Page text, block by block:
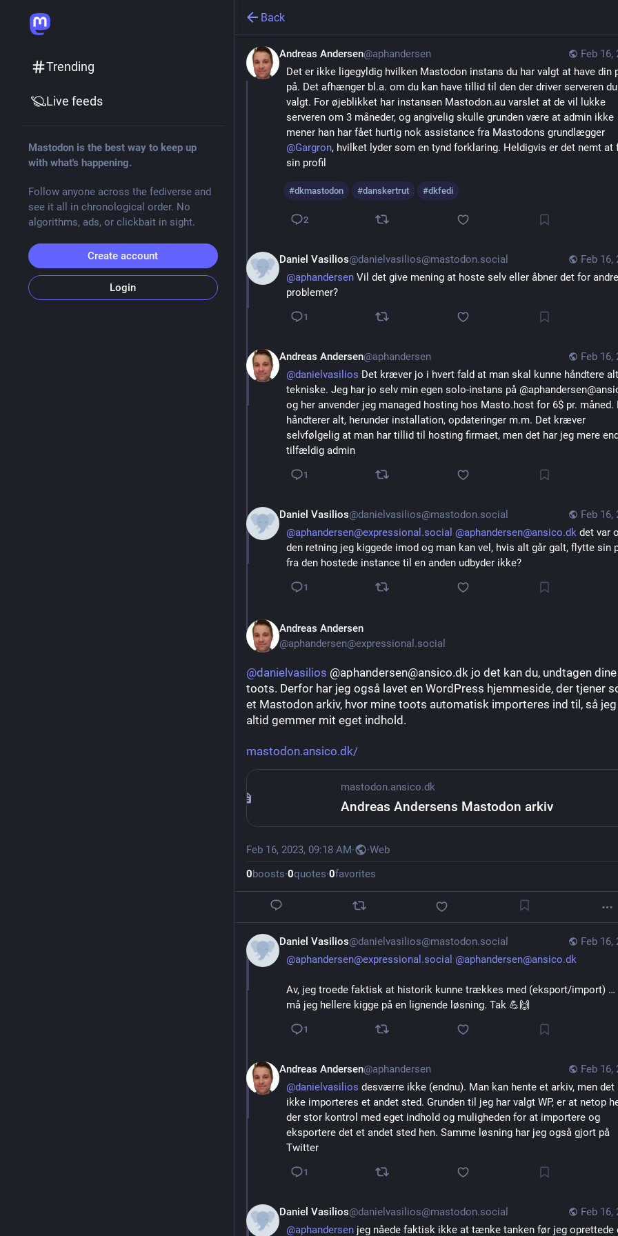
Back
Feb 16,
Andreas Andersen@aphandersen
Det er ikke ligegyldig hvilken Mastodon instans du har valgt at have din
på. Det afhænger bl.a. om du kan have tillid til den der driver serveren
valgt. For øjeblikket har instansen Mastodon.au varslet at de vil lukke
serveren om 3 måneder, og angivelig skulle grunden være at admin ikke
mener han har fået hurtig nok assistance fra Mastodons grundlægger
@Gargron, hvilket lyder som en tynd forklaring. Heldigvis er det nemt at
sin profil
#dkmastodon #danskertrut #dkfedi
2
Feb 16,
Daniel Vasilios@danielvasilios@mastodon.social
@aphandersen Vil det give mening at hoste selv eller åbner det for andre
problemer?
1
Feb 16,
Andreas Andersen@aphandersen
@danielvasilios Det kræver jo i hvert fald at man skal kunne håndtere
tekniske. Jeg har jo selv min egen solo-instans på
og her anvender jeg managed hosting hos Masto.host for 6$ pr. måned.
håndterer alt, herunder installation, opdateringer m.m. Det kræver
selvfølgelig at man har tillid til hosting firmaet, men det har jeg mere
tilfældig admin
1
Feb 16,
Daniel Vasilios@danielvasilios@mastodon.social
@aphandersen@expressional.social @aphandersen@ansico.dk det var
den retning jeg kiggede imod og man kan vel, hvis alt går galt, flytte sin
fra den hostede instance til en anden udbyder ikke?
1
Andreas Andersen
@aphandersen@expressional.social
@danielvasilios @aphandersen@ansico.dk jo det kan du, undtagen dine
toots. Derfor har jeg også lavet en WordPress hjemmeside, der tjener
et Mastodon arkiv, hvor mine toots automatisk importeres ind til, så jeg
altid gemmer mit eget indhold.
mastodon.ansico.dk/
mastodon.ansico.dk
Andreas Andersens Mastodon arkiv
Feb 16, 2023, 09:18 AM· ·Web
0boosts·0quotes·0favorites
Feb 16,
Daniel Vasilios@danielvasilios@mastodon.social
@aphandersen@expressional.social @aphandersen@ansico.dk
Av, jeg troede faktisk at historik kunne trækkes med (eksport/import) …
må jeg hellere kigge på en lignende løsning. Tak 💪🙌
1
Feb 16,
Andreas Andersen@aphandersen
@danielvasilios desværre ikke (endnu). Man kan hente et arkiv, men det
ikke importeres et andet sted. Grunden til jeg har valgt WP, er at netop
der stor kontrol med eget indhold og muligheden for at importere og
eksportere det et andet sted hen. Samme løsning har jeg også gjort på
Twitter
1
Feb 16,
Daniel Vasilios@danielvasilios@mastodon.social
@aphandersen jeg nåede faktisk ikke at tænke tanken før jeg oprettede
Trending
Live feeds
Mastodon is the best way to keep up
with what's happening.
Follow anyone across the fediverse and
see it all in chronological order. No
algorithms, ads, or clickbait in sight.
Create account
Login